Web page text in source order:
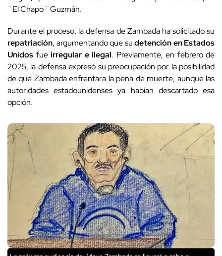
´El Chapo´ Guzmán.
Durante el proceso, la defensa de Zambada ha solicitado su
repatriación, argumentando que sudetención en Estados
Unidos fue irregular e ilegal. Previamente, en febrero de
2025, la defensa expresó su preocupación por la posibilidad
de que Zambada enfrentara la pena de muerte, aunque las
autoridades estadounidenses ya habían descartado esa
opción.